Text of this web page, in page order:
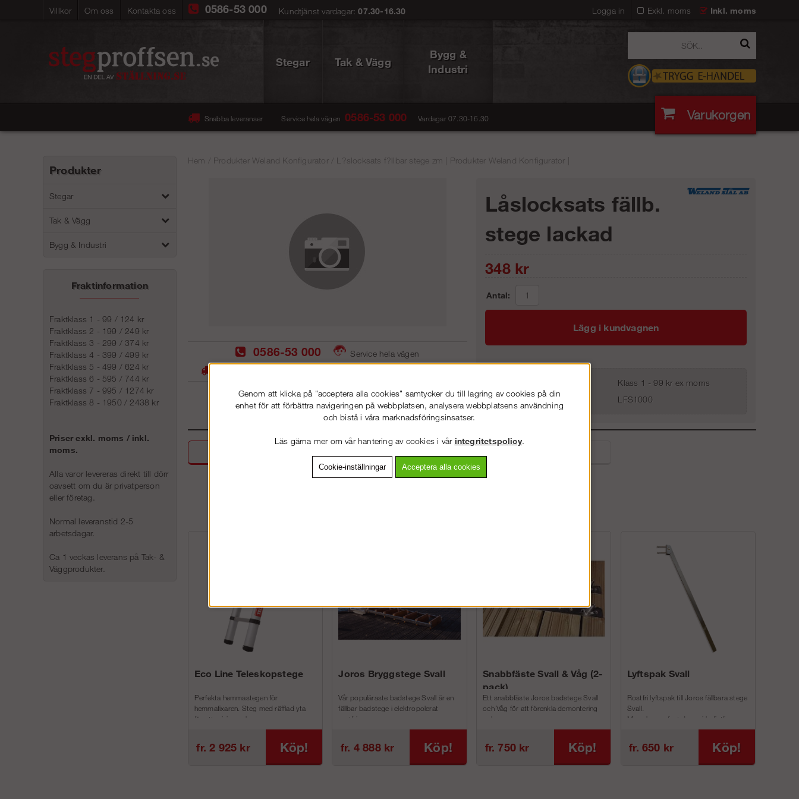
Villkor Om oss Kontakta oss Exkl. moms Inkl. moms
0586-53 000 Kundtjänst vardagar:07.30-16.30 Logga in
Stegar Tak & Vägg
Bygg &
Industri
Snabba leveranser Service hela vägen 0586-53 000 Vardagar 07.30-16.30 Varukorgen
Produkter
Stegar
Tak & Vägg
Bygg & Industri
Fraktinformation
Fraktklass 1 - 99 / 124 kr
Fraktklass 2 - 199 / 249 kr
Fraktklass 3 - 299 / 374 kr
Fraktklass 4 - 399 / 499 kr
Fraktklass 5 - 499 / 624 kr
Fraktklass 6 - 595 / 744 kr
Fraktklass 7 - 995 / 1274 kr
Fraktklass 8 - 1950 / 2438 kr
Priser exkl. moms / inkl.
moms.
Alla varor levereras direkt till dörr
oavsett om du är privatperson
eller företag.
Normal leveranstid 2-5
arbetsdagar.
Ca 1 veckas leverans på Tak- &
Väggprodukter.
Hem Produkter Weland Konfigurator/ L?slocksats f?llbar stege zm | Produkter Weland Konfigurator |
0586-53 000
Service hela vägen
Låslocksats fällb.
stege lackad
348kr
Antal:
Lägg i kundvagnen
Klass 1 - 99 kr ex moms
Artnr:
LFS1000
Detaljerad info
Eco Line Teleskopstege
Perfekta hemmastegen för
hemmafixaren. Steg med räfflad yta
för att minimera h...
fr. 2 925 kr Köp!
Joros Bryggstege Svall
Vår populäraste badstege Svall är en
fällbar badstege i elektropolerat
rostfri...
fr. 4 888 kr Köp!
Snabbfäste Svall & Våg (2-
pack)
Ett snabbfäste Joros badstege Svall
och Våg för att förenkla demontering
och m...
fr. 750 kr Köp!
Lyftspak Svall
Rostfri lyftspak till Joros fällbara stege
Svall.
Man skruvar fast denna i befintliga
fr. 650 kr Köp!
Genom att klicka på "acceptera alla cookies" samtycker du till lagring av cookies på din
enhet för att förbättra navigeringen på webbplatsen, analysera webbplatsens användning
och bistå i våra marknadsföringsinsatser.
Läs gärna mer om vår hantering av cookies i vår integritetspolicy.
Cookie-inställningar Acceptera alla cookies
VÄLKOMMEN TILL STEGPROFFSEN.SE